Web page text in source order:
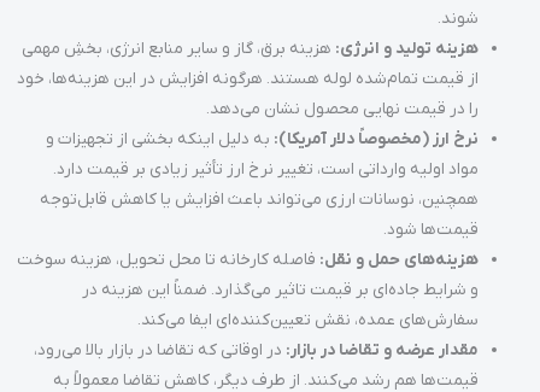
شوند.
هزینه تولید و انرژی: هزینه برق، گاز و سایر منابع انرژی، بخشِ مهمی
از قیمت تمام‌شده لوله هستند. هرگونه افزایش در این هزینه‌ها، خود
را در قیمت نهایی محصول نشان می‌دهد.
نرخ ارز (مخصوصاً دلار آمریکا): به دلیل اینکه بخشی از تجهیزات و
مواد اولیه وارداتی است، تغییر نرخ ارز تأثیر زیادی بر قیمت دارد.
همچنین، نوسانات ارزی می‌تواند باعث افزایش یا کاهش قابل‌توجه
قیمت‌ها شود.
هزینه‌های حمل و نقل: فاصله کارخانه تا محل تحویل، هزینه سوخت
و شرایط جاده‌ای بر قیمت تاثیر می‌گذارد. ضمناً این هزینه در
سفارش‌های عمده، نقش تعیین‌کننده‌ای ایفا می‌کند.
مقدار عرضه و تقاضا در بازار: در اوقاتی که تقاضا در بازار بالا می‌رود،
قیمت‌ها هم رشد می‌کنند. از طرف دیگر، کاهش تقاضا معمولاً به